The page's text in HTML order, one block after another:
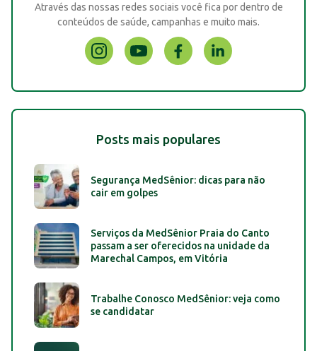
Através das nossas redes sociais você fica por dentro de
conteúdos de saúde, campanhas e muito mais.
Posts mais populares
Segurança MedSênior: dicas para não
cair em golpes
Serviços da MedSênior Praia do Canto
passam a ser oferecidos na unidade da
Marechal Campos, em Vitória
Trabalhe Conosco MedSênior: veja como
se candidatar